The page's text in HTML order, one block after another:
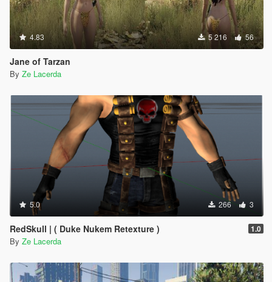
4.83 5 216 56
Jane of Tarzan
By Ze Lacerda
5.0 266 3
RedSkull | ( Duke Nukem Retexture ) 1.0
By Ze Lacerda